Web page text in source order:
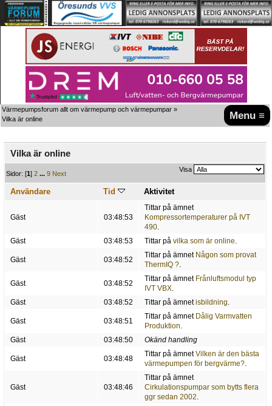
Menu ≡
Värmepumpsforum allt om värmepump och värmepumpar »
Vilka är online
Vilka är online
Sidor: [1]2 ...9 Next
Visa
Användare Tid Aktivitet
Gäst 03:48:53
Tittar på ämnet
Kompressortemperaturer på IVT
490.
Gäst
03:48:53 Tittar på vilka som är online.
Gäst 03:48:52
Tittar på ämnet Någon som provat
ThermIQ ?.
Gäst 03:48:52
Tittar på ämnet Frånluftsmodul typ
IVT VBX.
Gäst
03:48:52 Tittar på ämnetisbildning.
Gäst 03:48:51
Tittar på ämnet Dålig Varmvatten
Produktion.
Gäst
03:48:50 Okänd handling
Gäst 03:48:48
Tittar på ämnetVilken är den bästa
värmepumpen för bergvärme?.
Gäst 03:48:46
Tittar på ämnet
Cirkulationspumpar som bytts flera
ggr sedan 2002.